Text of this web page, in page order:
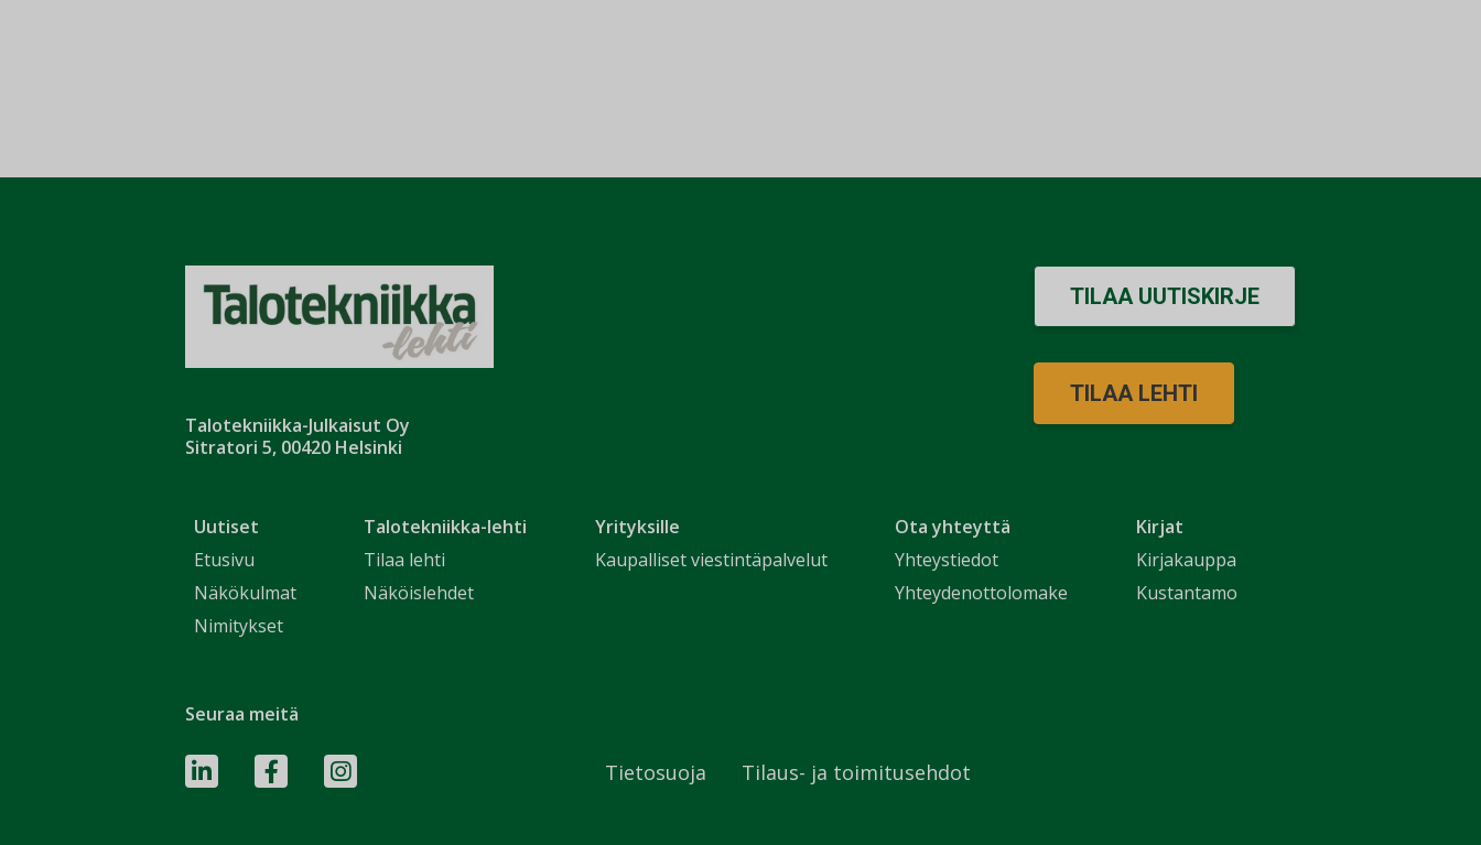
Talotekniikka-Julkaisut Oy
Sitratori 5, 00420 Helsinki
Uutiset
Etusivu
Näkökulmat
Nimitykset
Talotekniikka-lehti
Tilaa lehti
Näköislehdet
Yrityksille
Kaupalliset viestintäpalvelut
Ota yhteyttä
Yhteystiedot
Yhteydenottolomake
Kirjat
Kirjakauppa
Kustantamo
TILAA UUTISKIRJE
TILAA LEHTI
Seuraa meitä
Tietosuoja Tilaus- ja toimitusehdot